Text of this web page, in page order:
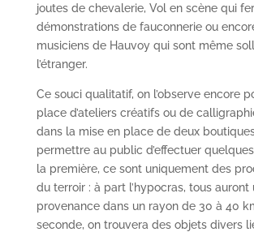
joutes de chevalerie, Vol en scène qui
démonstrations de fauconnerie ou
musiciens de Hauvoy qui sont même
l’étranger.
Ce souci qualitatif, on l’observe encore
place d’ateliers créatifs ou de
dans la mise en place de deux
permettre au public d’effectuer
la première, ce sont uniquement des
du terroir : à part l’hypocras, tous auront
provenance dans un rayon de 30 à 40
seconde, on trouvera des objets divers